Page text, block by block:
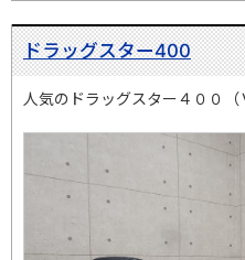
ドラッグスター400
人気のドラッグスター４００（